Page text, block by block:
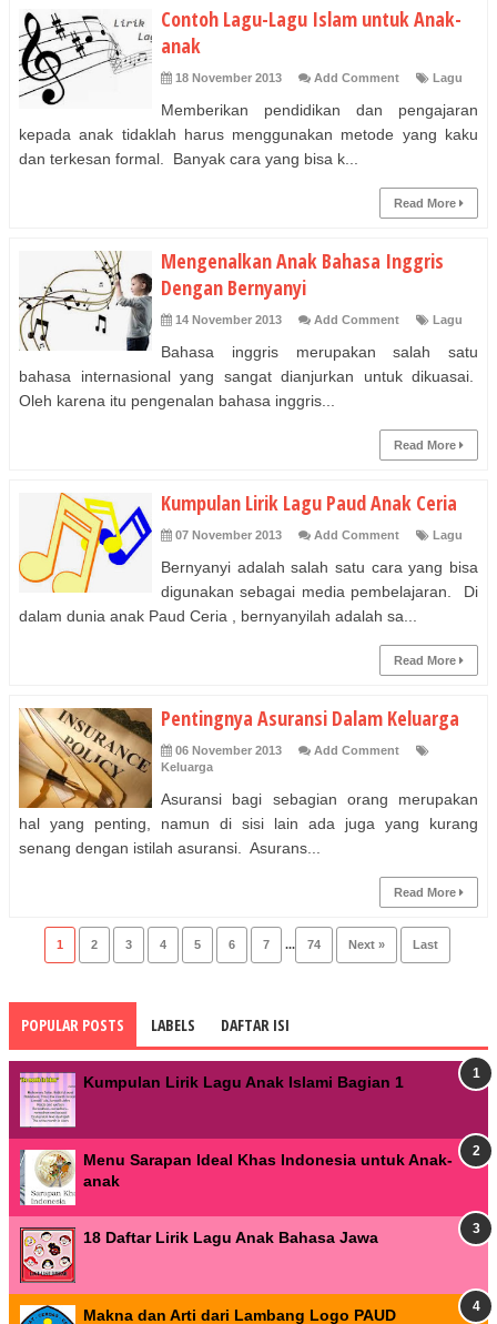
Contoh Lagu-Lagu Islam untuk Anak-
anak
18 November 2013 Add Comment Lagu
Memberikan pendidikan dan pengajaran
kepada anak tidaklah harus menggunakan metode yang kaku
dan terkesan formal. Banyak cara yang bisa k...
Read More
Mengenalkan Anak Bahasa Inggris
Dengan Bernyanyi
14 November 2013 Add Comment Lagu
Bahasa inggris merupakan salah satu
bahasa internasional yang sangat dianjurkan untuk dikuasai.
Oleh karena itu pengenalan bahasa inggris...
Read More
Kumpulan Lirik Lagu Paud Anak Ceria
07 November 2013 Add Comment Lagu
Bernyanyi adalah salah satu cara yang bisa
digunakan sebagai media pembelajaran. Di
dalam dunia anak Paud Ceria , bernyanyilah adalah sa...
Read More
Pentingnya Asuransi Dalam Keluarga
06 November 2013
Add Comment
Keluarga
Asuransi bagi sebagian orang merupakan
hal yang penting, namun di sisi lain ada juga yang kurang
senang dengan istilah asuransi. Asurans...
Read More
1 2 3 4 5 6 7 ... 74 Next » Last
POPULAR POSTS LABELS DAFTAR ISI
Kumpulan Lirik Lagu Anak Islami Bagian 1
Menu Sarapan Ideal Khas Indonesia untuk Anak-
anak
18 Daftar Lirik Lagu Anak Bahasa Jawa
Makna dan Arti dari Lambang Logo PAUD